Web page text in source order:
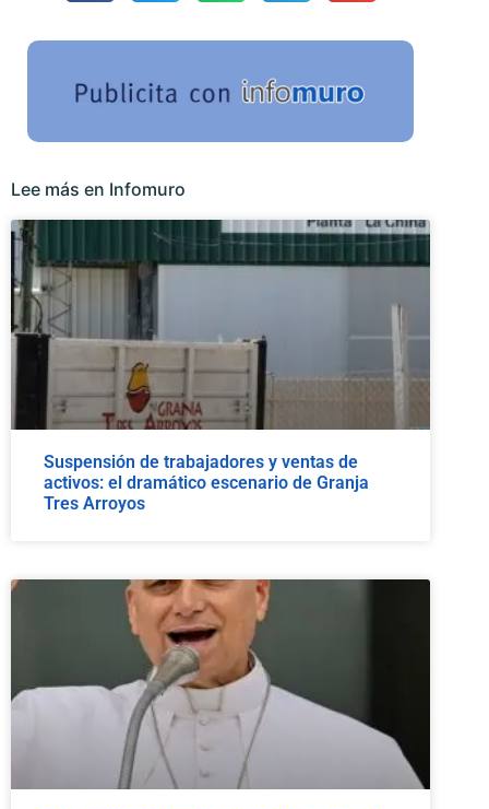
Lee más en Infomuro
Suspensión de trabajadores y ventas de
activos: el dramático escenario de Granja
Tres Arroyos